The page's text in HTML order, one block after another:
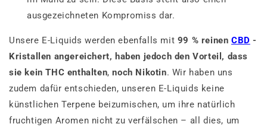
ausgezeichneten Kompromiss dar.
Unsere E-Liquids werden ebenfalls mit 99 % reinenCBD -
Kristallen angereichert, haben jedoch den Vorteil, dass
sie kein THC enthalten,noch Nikotin. Wir haben uns
zudem dafür entschieden, unseren E-Liquids keine
künstlichen Terpene beizumischen, um ihre natürlich
fruchtigen Aromen nicht zu verfälschen – all dies, um